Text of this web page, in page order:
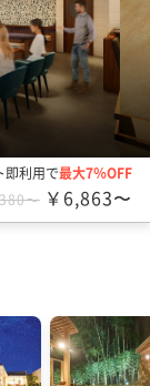
即利用で最大7％OFF
〜 ￥6,863〜